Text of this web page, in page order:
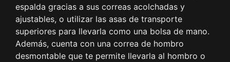
espalda gracias a sus correas acolchadas y
ajustables, o utilizar las asas de transporte
superiores para llevarla como una bolsa de mano.
Además, cuenta con una correa de hombro
desmontable que te permite llevarla al hombro o